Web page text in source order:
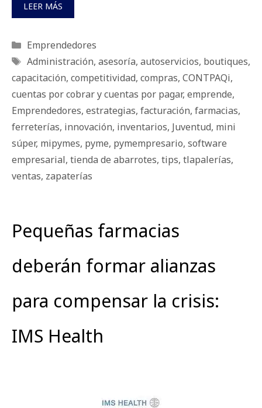
LEER MÁS
Categorías
Emprendedores
Etiquetas
Administración, asesoría, autoservicios, boutiques,
capacitación, competitividad, compras, CONTPAQi,
cuentas por cobrar y cuentas por pagar, emprende,
Emprendedores, estrategias, facturación, farmacias,
ferreterías, innovación, inventarios, Juventud, mini
súper, mipymes, pyme, pymempresario, software
empresarial, tienda de abarrotes, tips, tlapalerías,
ventas, zapaterías
Pequeñas farmacias
deberán formar alianzas
para compensar la crisis:
IMS Health